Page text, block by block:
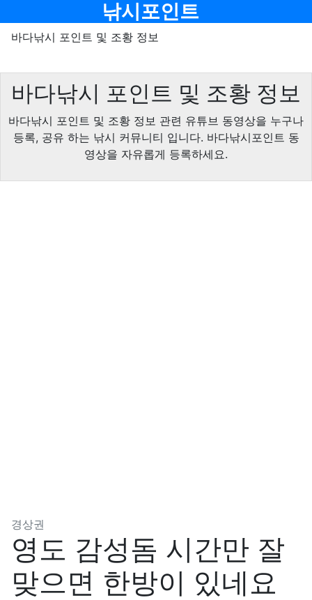
낚시포인트
바다낚시 포인트 및 조황 정보
바다낚시 포인트 및 조황 정보
바다낚시 포인트 및 조황 정보 관련 유튜브 동영상을 누구나
등록, 공유 하는 낚시 커뮤니티 입니다. 바다낚시포인트 동
영상을 자유롭게 등록하세요.
경상권
영도 감성돔 시간만 잘
맞으면 한방이 있네요